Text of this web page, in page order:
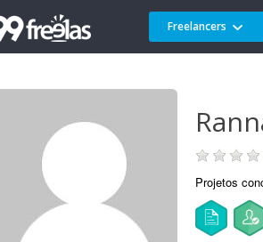
Freelancers
Projetos